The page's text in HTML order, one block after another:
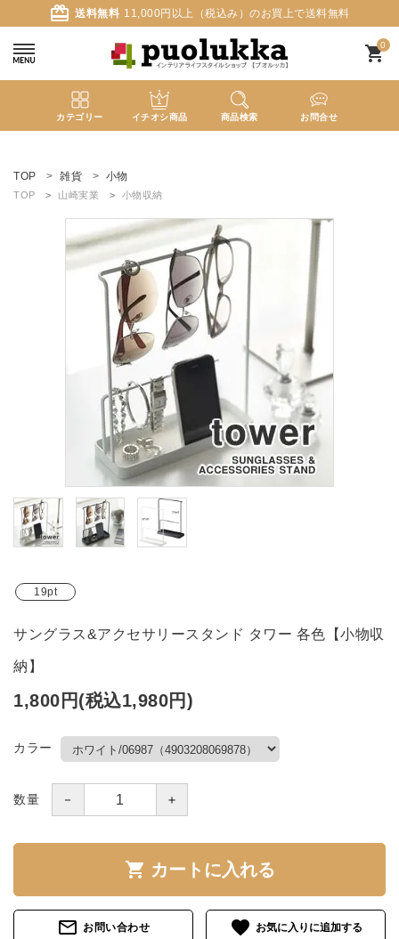
card_giftcard 送料無料 11,000円以上（税込み）のお買上で送料無料
0
shopping_cart
カテゴリー イチオシ商品 商品検索 お問合せ
ようこそ ゲスト 様
ログイン person 新規会員登録
search
カテゴリーから探す
TOP 雑貨 小物
TOP 山崎実業 小物収納
19pt
サングラス&アクセサリースタンド タワー 各色【小物収
納】
1,800円(税込1,980円)
カラー
数量 － ＋
shopping_cart カートに入れる
mail_outline お問い合わせ favorite